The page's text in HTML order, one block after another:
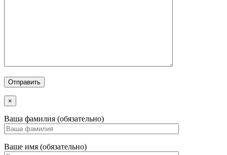
×
Ваша фамилия (обязательно)
Ваше имя (обязательно)